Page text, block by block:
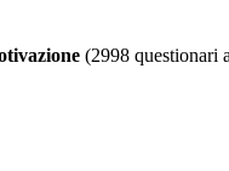
(2998 questionari